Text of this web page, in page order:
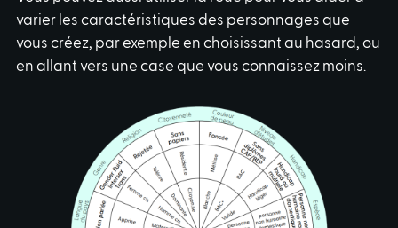
varier les caractéristiques des personnages que
vous créez, par exemple en choisissant au hasard, ou
en allant vers une case que vous connaissez moins.